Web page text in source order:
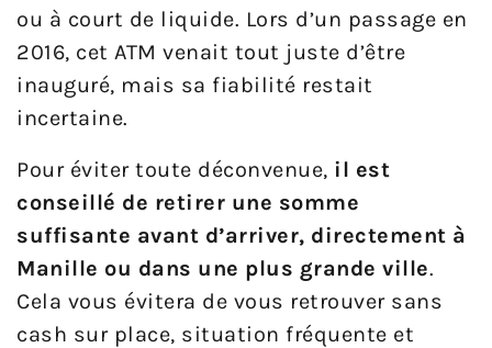
ou à court de liquide. Lors d’un passage en
2016, cet ATM venait tout juste d’être
inauguré, mais sa fiabilité restait
incertaine.
Pour éviter toute déconvenue, il est
conseillé de retirer une somme
suffisante avant d’arriver, directement à
Manille ou dans une plus grande ville.
Cela vous évitera de vous retrouver sans
cash sur place, situation fréquente et